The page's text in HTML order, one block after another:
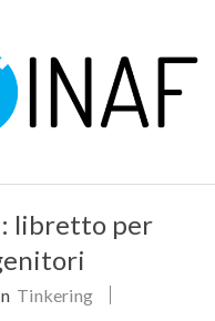
libretto per
Tinkering